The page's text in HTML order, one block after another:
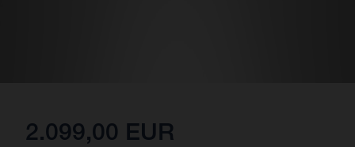
2.099,00 EUR